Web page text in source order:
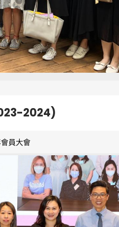
2024)
員大會